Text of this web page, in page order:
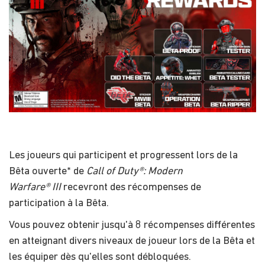
Les joueurs qui participent et progressent lors de la
Bêta ouverte* de Call of Duty®: Modern
Warfare® IIIrecevront des récompenses de
participation à la Bêta.
Vous pouvez obtenir jusqu'à 8 récompenses différentes
en atteignant divers niveaux de joueur lors de la Bêta et
les équiper dès qu'elles sont débloquées.